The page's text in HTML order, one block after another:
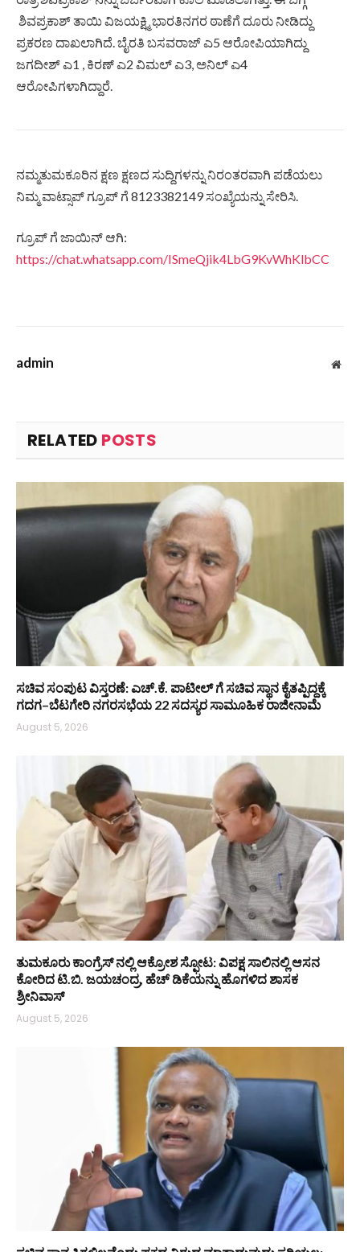
ಶಿವಪ್ರಕಾಶ್‌ ತಾಯಿ ವಿಜಯಕ್ಷ್ಮಿ ಭಾರತಿನಗರ ಠಾಣೆಗೆ ದೂರು ನೀಡಿದ್ದು
ಪ್ರಕರಣ ದಾಖಲಾಗಿದೆ. ಬೈರತಿ ಬಸವರಾಜ್‌ ಎ5 ಆರೋಪಿಯಾಗಿದ್ದು
ಜಗದೀಶ್ ಎ1 , ಕಿರಣ್ ಎ2 ವಿಮಲ್ ಎ3, ಅನಿಲ್ ಎ4
ಆರೋಪಿಗಳಾಗಿದ್ದಾರೆ.
ನಮ್ಮತುಮಕೂರಿನ ಕ್ಷಣ ಕ್ಷಣದ ಸುದ್ದಿಗಳನ್ನು ನಿರಂತರವಾಗಿ ಪಡೆಯಲು
ನಿಮ್ಮ ವಾಟ್ಸಾಪ್ ಗ್ರೂಪ್ ಗೆ 8123382149 ಸಂಖ್ಯೆಯನ್ನು ಸೇರಿಸಿ.
ಗ್ರೂಪ್ ಗೆ ಜಾಯಿನ್ ಆಗಿ:
https://chat.whatsapp.com/ISmeQjik4LbG9KvWhKlbCC
admin
RELATED POSTS
ಸಚಿವ ಸಂಪುಟ ವಿಸ್ತರಣೆ: ಎಚ್.ಕೆ. ಪಾಟೀಲ್ ಗೆ ಸಚಿವ ಸ್ಥಾನ ಕೈತಪ್ಪಿದ್ದಕ್ಕೆ
ಗದಗ–ಬೆಟಗೇರಿ ನಗರಸಭೆಯ 22 ಸದಸ್ಯರ ಸಾಮೂಹಿಕ ರಾಜೀನಾಮೆ
August 5, 2026
ತುಮಕೂರು ಕಾಂಗ್ರೆಸ್ ನಲ್ಲಿ ಆಕ್ರೋಶ ಸ್ಫೋಟ: ವಿಪಕ್ಷ ಸಾಲಿನಲ್ಲಿ ಆಸನ
ಕೋರಿದ ಟಿ.ಬಿ. ಜಯಚಂದ್ರ, ಹೆಚ್ ಡಿಕೆಯನ್ನು ಹೊಗಳಿದ ಶಾಸಕ
ಶ್ರೀನಿವಾಸ್
August 5, 2026